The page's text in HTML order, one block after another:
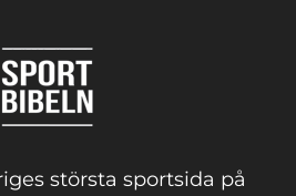
största sportsida på